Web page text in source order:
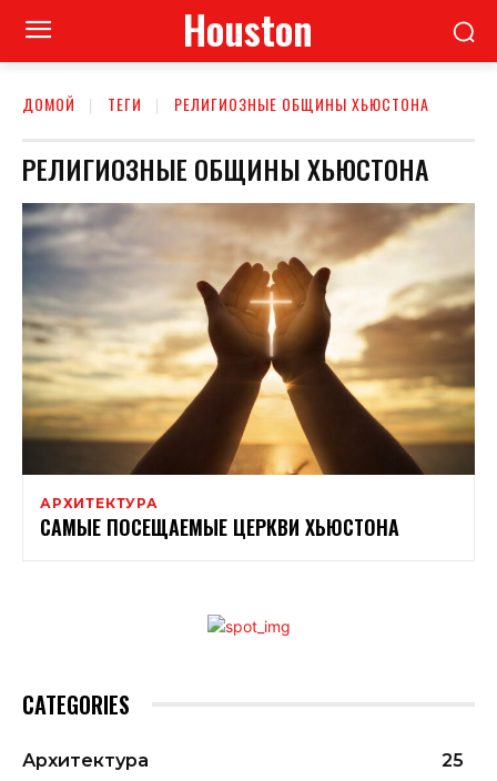
Houston
ДОМОЙ ТЕГИ РЕЛИГИОЗНЫЕ ОБЩИНЫ ХЬЮСТОНА
РЕЛИГИОЗНЫЕ ОБЩИНЫ ХЬЮСТОНА
АРХИТЕКТУРА
САМЫЕ ПОСЕЩАЕМЫЕ ЦЕРКВИ ХЬЮСТОНА
CATEGORIES
Архитектура
25